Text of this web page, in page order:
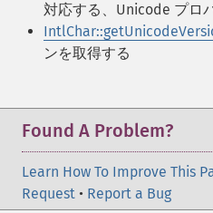
対応する、Unicode プロ
ンを取得する
Found A Problem?
Learn How To Improve This
Request • Report a Bug